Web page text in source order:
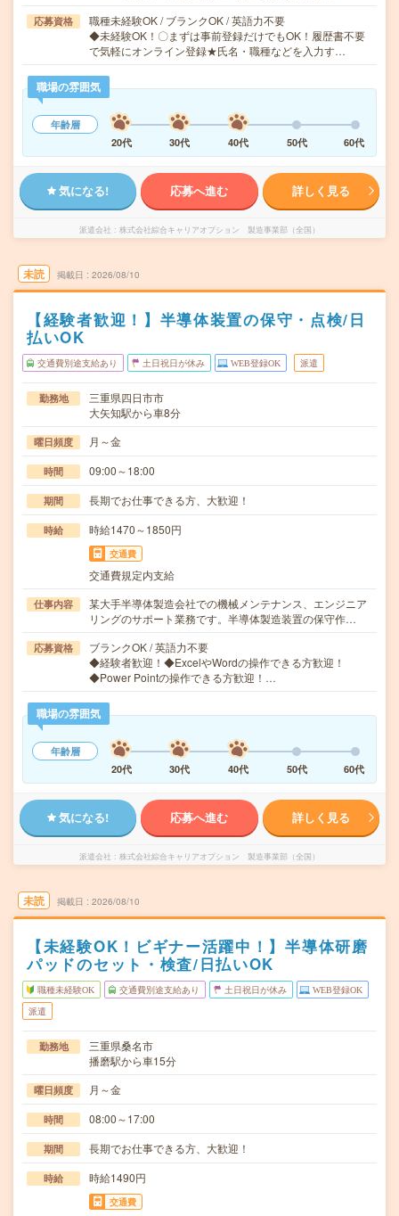
応募資格
職種未経験OK / ブランクOK / 英語力不要
◆未経験OK！〇まずは事前登録だけでもOK！履歴書不要
で気軽にオンライン登録★氏名・職種などを入力す…
職場の雰囲気
年齢層
20代
30代 40代 50代 60代
気になる! 応募へ進む 詳しく見る
派遣会社 株式会社綜合キャリアオプション 製造事業部（全国）
未読 掲載日 2026/08/10
【経験者歓迎！】半導体装置の保守・点検/日
払いOK
交通費別途支給あり 土日祝日が休み WEB登録OK 派遣
勤務地
三重県四日市市
大矢知駅から車8分
曜日頻度 月～金
時間 09:00～18:00
期間 長期でお仕事できる方、大歓迎！
時給 時給1470～1850円
交通費
交通費規定内支給
仕事内容
某大手半導体製造会社での機械メンテナンス、エンジニア
リングのサポート業務です。半導体製造装置の保守作…
応募資格
ブランクOK / 英語力不要
◆経験者歓迎！◆ExcelやWordの操作できる方歓迎！
◆Power Pointの操作できる方歓迎！…
職場の雰囲気
年齢層
20代
30代 40代 50代 60代
気になる! 応募へ進む 詳しく見る
派遣会社 株式会社綜合キャリアオプション 製造事業部（全国）
未読 掲載日 2026/08/10
【未経験OK！ビギナー活躍中！】半導体研磨
パッドのセット・検査/日払いOK
職種未経験OK 交通費別途支給あり 土日祝日が休み WEB登録OK
派遣
勤務地
三重県桑名市
播磨駅から車15分
曜日頻度 月～金
時間 08:00～17:00
期間 長期でお仕事できる方、大歓迎！
時給 時給1490円
交通費